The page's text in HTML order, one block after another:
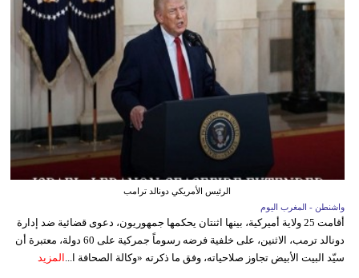
الرئيس الأمريكي دونالد ترامب
واشنطن - المغرب اليوم
أقامت 25 ولاية أميركية، بينها اثنتان يحكمها جمهوريون، دعوى قضائية ضد إدارة
دونالد ترمب، الاثنين، على خلفية فرضه رسوماً جمركية على 60 دولة، معتبرة أن
سيّد البيت الأبيض تجاوز صلاحياته، وفق ما ذكرته «وكالة الصحافة ا... المزيد